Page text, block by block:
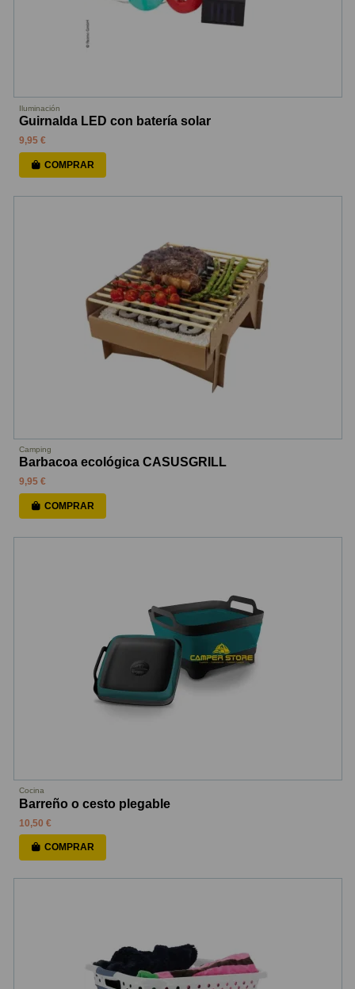
Iluminación
Guirnalda LED con batería solar
9,95 €
COMPRAR
Camping
Barbacoa ecológica CASUSGRILL
9,95 €
COMPRAR
Cocina
Barreño o cesto plegable
10,50 €
COMPRAR